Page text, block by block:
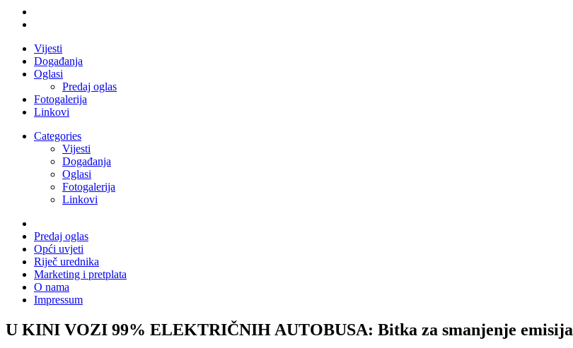
Vijesti
Događanja
Oglasi
Predaj oglas
Fotogalerija
Linkovi
Categories
Vijesti
Događanja
Oglasi
Fotogalerija
Linkovi
Predaj oglas
Opći uvjeti
Riječ urednika
Marketing i pretplata
O nama
Impressum
U KINI VOZI 99% ELEKTRIČNIH AUTOBUSA: Bitka za smanjenje emisija